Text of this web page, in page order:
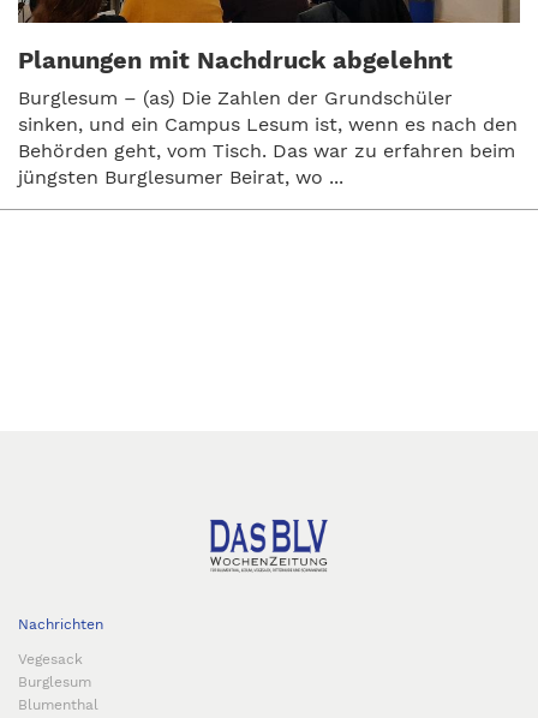
Planungen mit Nachdruck abgelehnt
Burglesum – (as) Die Zahlen der Grundschüler
sinken, und ein Campus Lesum ist, wenn es nach den
Behörden geht, vom Tisch. Das war zu erfahren beim
jüngsten Burglesumer Beirat, wo ...
Nachrichten
Vegesack
Burglesum
Blumenthal